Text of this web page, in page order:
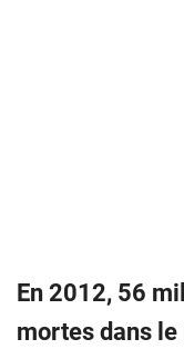
En 2012, 56
mortes dans le